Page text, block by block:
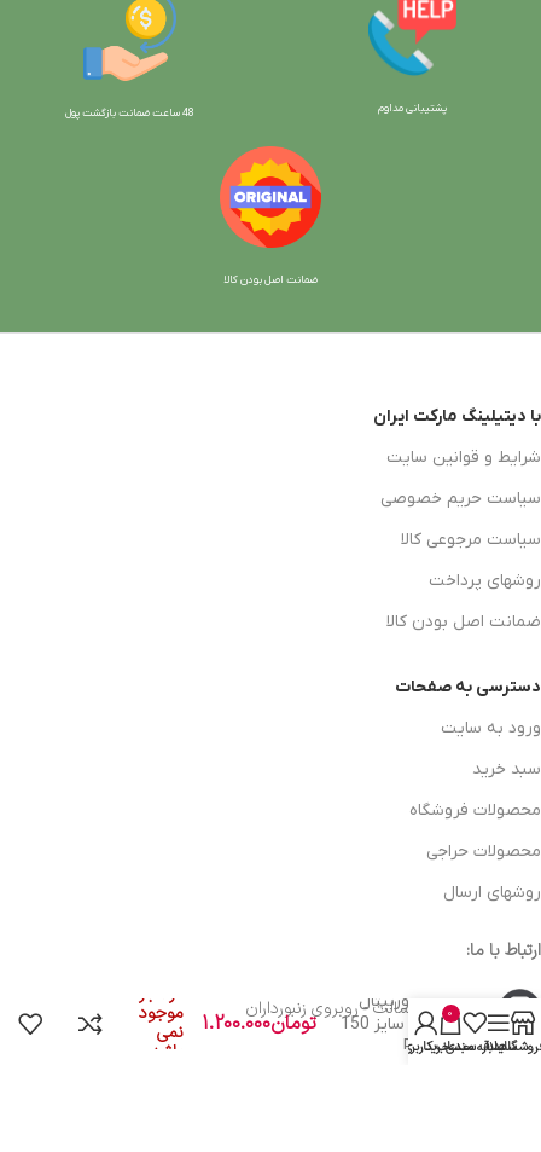
پشتیبانی مداوم 48 ساعت ضمانت بازگش ت پول
ضمانت اصل بودن کالا
با دیتیلینگ مارکت ایران
شرایط و قوانین سایت
سیاست حریم خصوصی
سیاست مرجوعی کالا
روشهای پرداخت
ضمانت اصل بودن کالا
دسترسی به صفحات
ورود به سایت
سبد خرید
محصولات فروشگاه
محصولات حراجی
روشهای ارسال
ارتباط با ما:
خوی - بلوار رسالت - روبروی زنبورداران
پد نرم اوربیتال
پولیتاپ سایز 150
Polytop
تومان1.200.000
در انبار
موجود
نمی
باشد سایدبار
علاقه مندی
0
سبد خرید
حساب کاربری من